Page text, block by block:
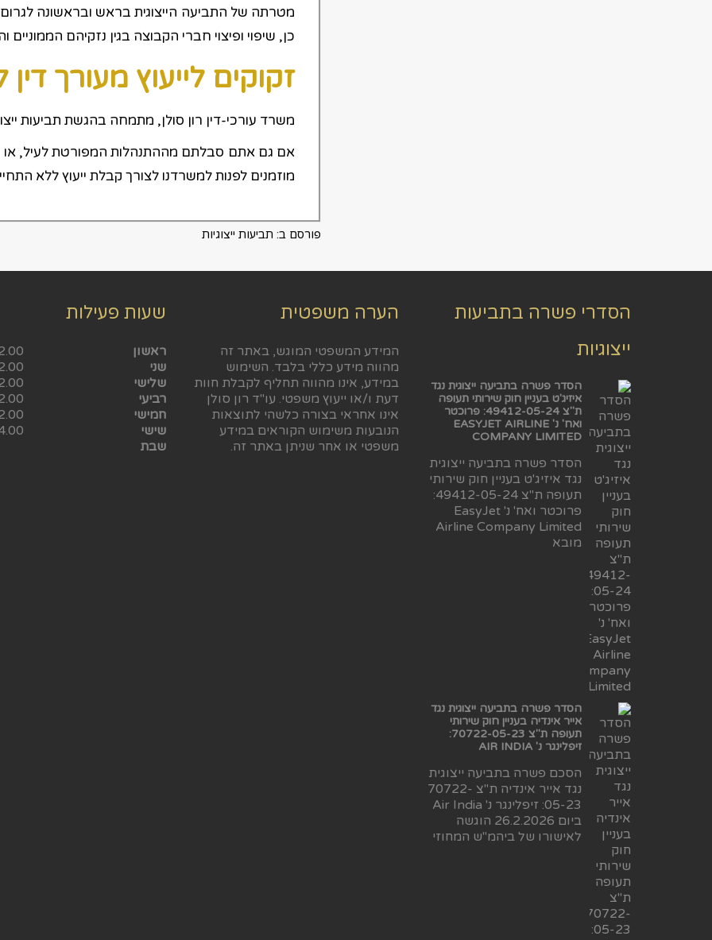
מטרתה של התביעה הייצוגית בראש ובראשונה
כן, שיפוי ופיצוי חברי הקבוצה בגין נזקיהם הממוניים
זקוקים לייעוץ מעורך דין
משרד עורכי-דין רון סולן, מתמחה בהגשת תביעות
אם גם אתם סבלתם מההתנהלות המפורטת לעיל,
מוזמנים לפנות למשרדנו לצורך קבלת ייעוץ ללא
פורסם ב: תביעות ייצוגיות
הסדרי פשרה בתביעות
ייצוגיות
הסדר פשרה בתביעה ייצוגית נגד
איזיג'ט בעניין חוק שירותי תעופה
ת"צ 49412-05-24: פרוכטר
ואח' נ' EASYJET AIRLINE
COMPANY LIMITED
הסדר פשרה בתביעה ייצוגית
נגד איזיג'ט בעניין חוק שירותי
תעופה ת"צ 49412-05-24:
פרוכטר ואח' נ' EasyJet
Airline Company Limited
מובא
הסדר פשרה בתביעה ייצוגית נגד
אייר אינדיה בעניין חוק שירותי
תעופה ת"צ 70722-05-23:
זיפלינגר נ' AIR INDIA
הסכם פשרה בתביעה ייצוגית
נגד אייר אינדיה ת"צ 70722-
05-23: זיפלינגר נ' Air India
ביום 26.2.2026 הוגשה
לאישורו של ביהמ"ש המחוזי
הערה משפטית
המידע המשפטי המוגש, באתר זה
מהווה מידע כללי בלבד. השימוש
במידע, אינו מהווה תחליף לקבלת חוות
דעת ו/או ייעוץ משפטי. עו"ד רון סולן
אינו אחראי בצורה כלשהי לתוצאות
הנובעות משימוש הקוראים במידע
משפטי או אחר שניתן באתר זה.
שעות פעילות
ראשון
שני
שלישי
רביעי
חמישי
שישי
שבת